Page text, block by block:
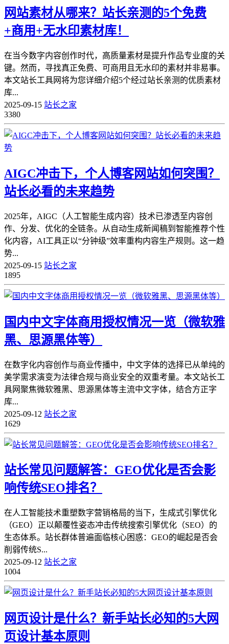
网站素材从哪来？站长亲测的5个免费
+商用+无水印素材库！
在当今数字内容创作时代，高质量素材是提升作品专业度的关
键。然而，寻找真正免费、可商用且无水印的素材并非易事。
本文站长工具网将为您详细介绍5个经过站长亲测的优质素材
库...
2025-09-15 站长之家
3380
AIGC冲击下，个人博客网站如何突围？
站长必看的未来趋势
2025年，AIGC（人工智能生成内容）技术已渗透至内容创
作、分发、优化的全链条。从自动生成新闻稿到智能推荐个性
化内容，AI工具正以“分钟级”效率重构内容生产规则。这一趋
势...
2025-09-15 站长之家
1895
国内中文字体商用授权情况一览（微软雅
黑、思源黑体等）
在数字化内容创作与商业传播中，中文字体的选择已从单纯的
美学需求演变为法律合规与商业安全的双重考量。本文站长工
具网聚焦微软雅黑、思源黑体等主流中文字体，结合方正字
库...
2025-09-12 站长之家
1629
站长常见问题解答：GEO优化是否会影
响传统SEO排名？
在人工智能技术重塑数字营销格局的当下，生成式引擎优化
（GEO）正以颠覆性姿态冲击传统搜索引擎优化（SEO）的
生态体系。站长群体普遍面临核心困惑：GEO的崛起是否会
削弱传统S...
2025-09-12 站长之家
1004
网页设计是什么？新手站长必知的5大网
页设计基本原则